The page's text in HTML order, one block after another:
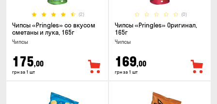
(2)
Чипсы «Pringles» со вкусом
сметаны и лука, 165г
Чипсы
175,00
грн за 1 шт
(0)
Чипсы «Pringles» Оригинал,
165г
Чипсы
169,00
грн за 1 шт